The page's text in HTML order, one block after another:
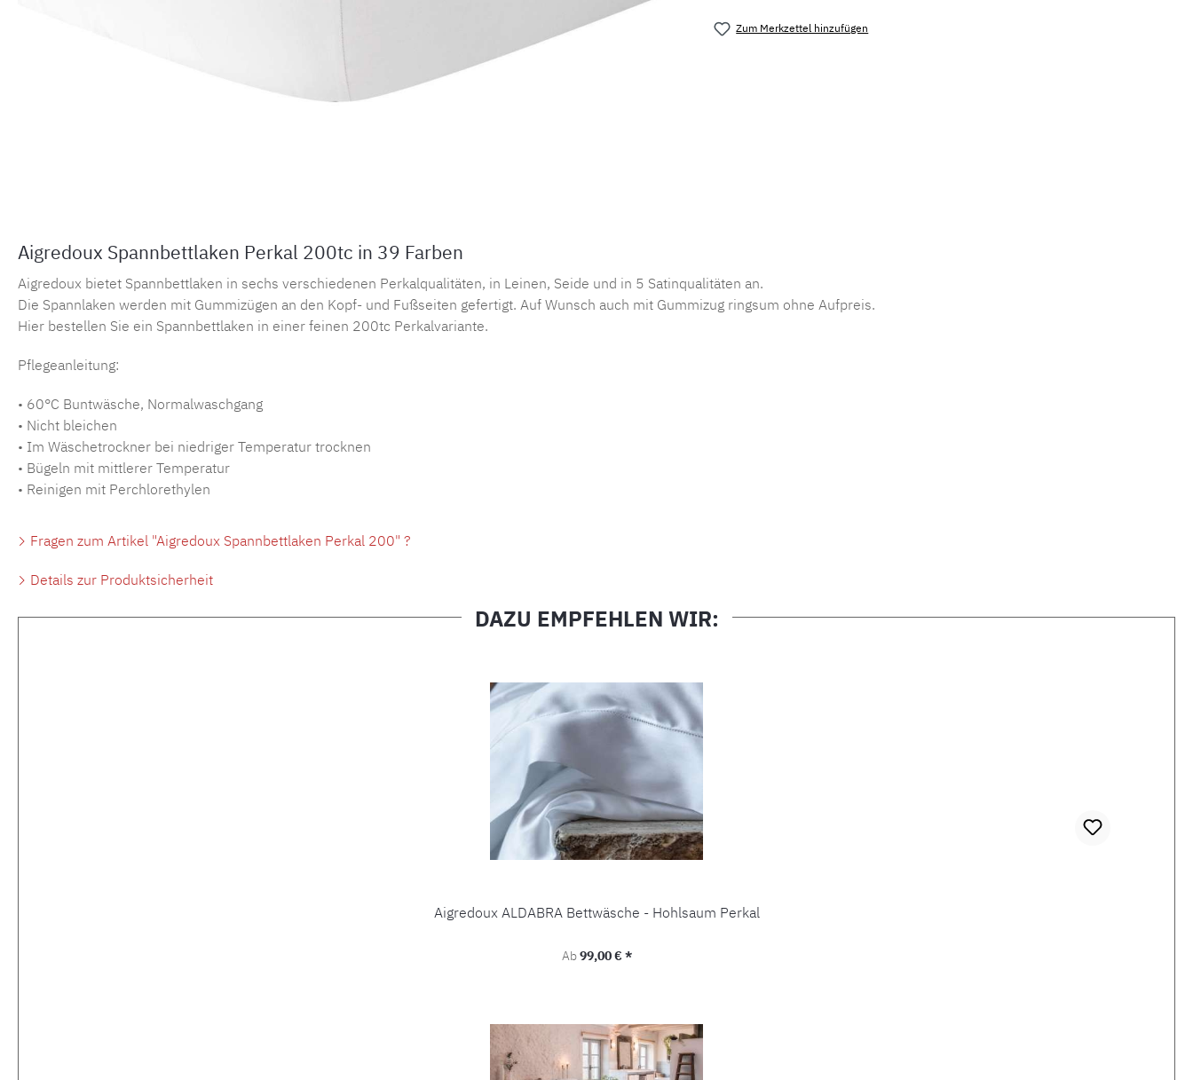
Zum Merkzettel hinzufügen
Aigredoux Spannbettlaken Perkal 200tc in 39 Farben
Aigredoux bietet Spannbettlaken in sechs verschiedenen Perkalqualitäten, in Leinen, Seide und in 5 Satinqualitäten an.
Die Spannlaken werden mit Gummizügen an den Kopf- und Fußseiten gefertigt. Auf Wunsch auch mit Gummizug ringsum ohne Aufpreis.
Hier bestellen Sie ein Spannbettlaken in einer feinen 200tc Perkalvariante.
Pflegeanleitung:
• 60°C Buntwäsche, Normalwaschgang
• Nicht bleichen
• Im Wäschetrockner bei niedriger Temperatur trocknen
• Bügeln mit mittlerer Temperatur
• Reinigen mit Perchlorethylen
Fragen zum Artikel "Aigredoux Spannbettlaken Perkal 200" ?
Details zur Produktsicherheit
DAZU EMPFEHLEN WIR:
Aigredoux ALDABRA Bettwäsche - Hohlsaum Perkal
Regulärer Preis:
Ab99,00 € *